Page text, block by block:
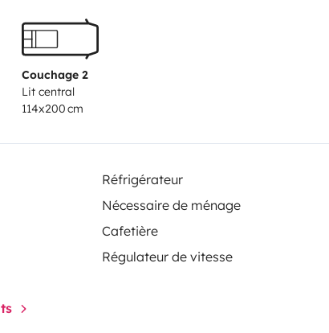
kilomètres que vous
vous afin de répondre aux
Couchage 2
Lit central
114x200 cm
Réfrigérateur
Nécessaire de ménage
Cafetière
Régulateur de vitesse